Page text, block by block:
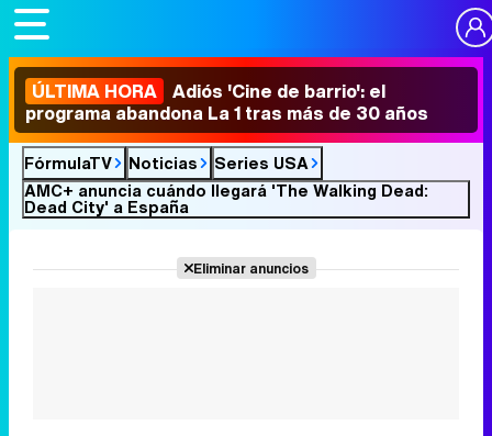
ÚLTIMA HORA Adiós 'Cine de barrio': el
programa abandona La 1 tras más de 30 años
FórmulaTV Noticias
Series USA
AMC+ anuncia cuándo llegará 'The Walking Dead:
Dead City' a España
Eliminar anuncios